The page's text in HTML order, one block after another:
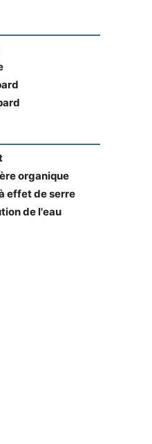
organique
effet de serre
de l'eau